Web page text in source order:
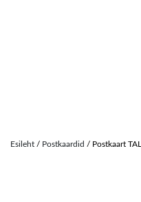
Esileht / Postkaardid / Postkaart